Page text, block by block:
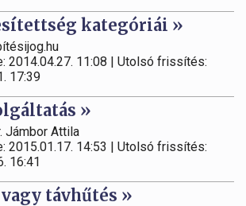
kategóriái »
2014.04.27. 11:08 | Utolsó frissítés:
17:39
»
Jámbor Attila
2015.01.17. 14:53 | Utolsó frissítés:
16:41
távhűtés »